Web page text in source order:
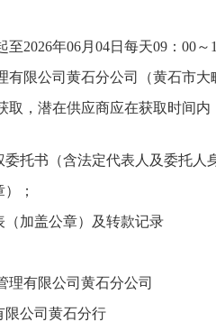
至2026年06月 04日每天09：00～1
有限公司黄石分公司（黄石市大
取，潜在供应商应在获取时间
托书（含法定代表人及委托
；
（加盖公章）及转款记录
理有限公司黄石分公司
限公司黄石分行